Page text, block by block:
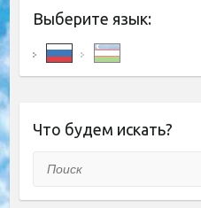
Выберите язык:
Что будем искать?
Поиск